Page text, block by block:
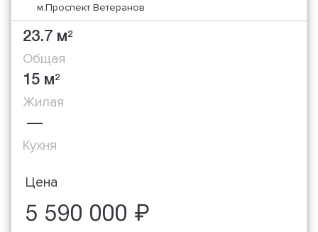
м.Проспект Ветеранов
23.7 м2
Общая
15 м2
Жилая
—
Кухня
Цена
5 590 000 ₽